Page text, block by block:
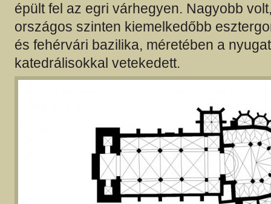
épült fel az egri várhegyen. Nagyobb
országos szinten kiemelkedőbb
és fehérvári bazilika, méretében a
katedrálisokkal vetekedett.